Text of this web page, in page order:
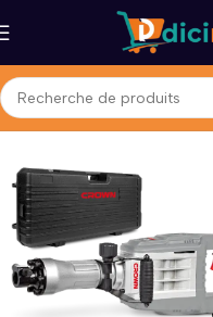
Quincaillerie Outils